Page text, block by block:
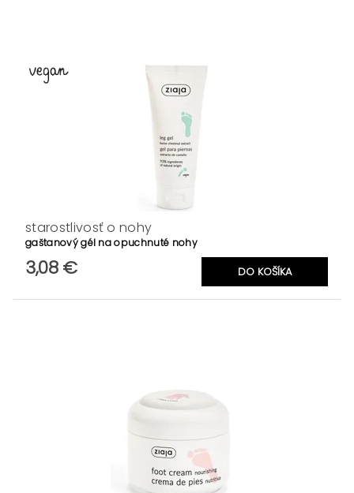
starostlivosť o nohy
gaštanový gél na opuchnuté nohy
3,08 €